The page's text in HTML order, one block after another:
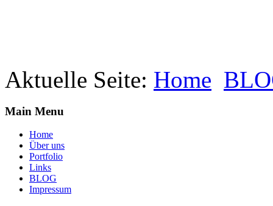
Aktuelle Seite: Home
Main Menu
Home
Über uns
Portfolio
Links
BLOG
Impressum